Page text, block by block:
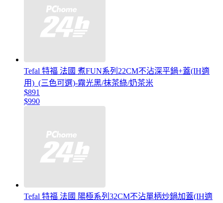
Tefal 特福 法國 煮FUN系列22CM不沾深平鍋+蓋(IH適
用)_(三色可選)-霧光黑/抹茶綠/奶茶米
$891
$990
Tefal 特福 法國 陽極系列32CM不沾單柄炒鍋加蓋(IH適